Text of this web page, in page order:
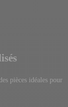
pièces idéales pour